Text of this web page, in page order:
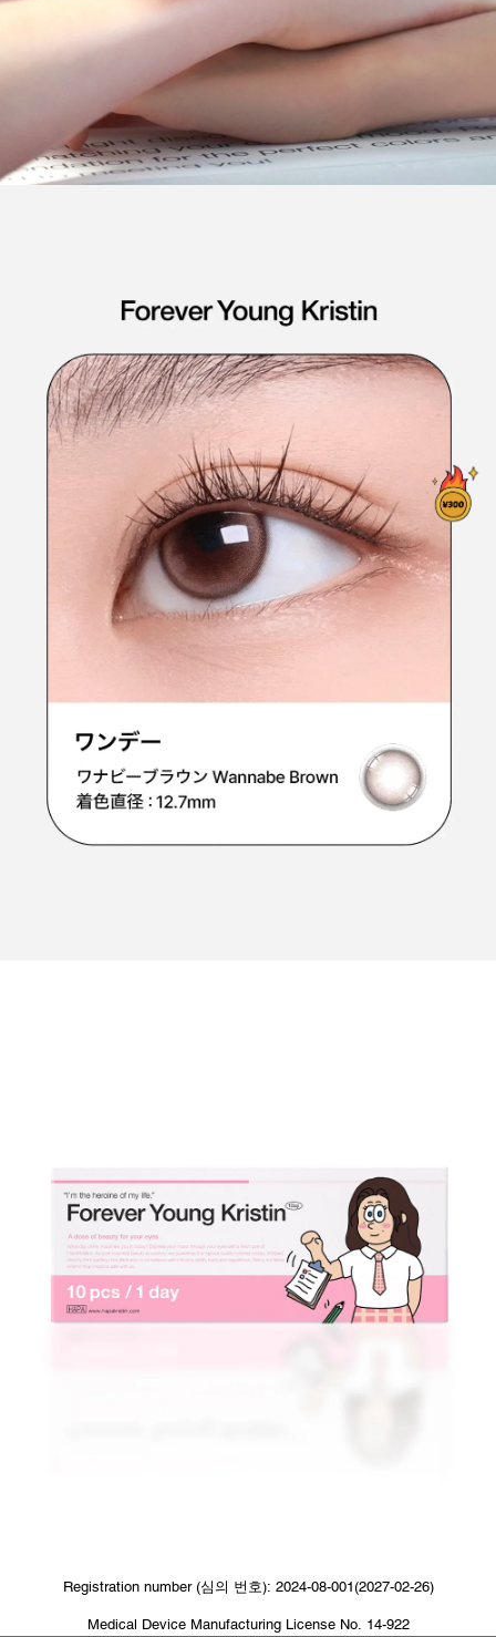
Registration number (심의 번호): 2024-08-001(2027-02-26)
Medical Device Manufacturing License No. 14-922